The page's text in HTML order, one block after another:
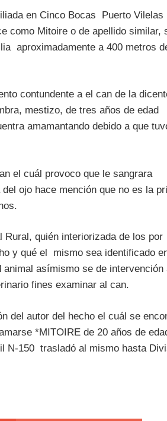
en Cinco Bocas Puerto Vilelas
como Mitoire o de apellido similar,
aproximadamente a 400 metros
contundente a el can de la
mestizo, de tres años de edad
amamantando debido a que
el cuál provoco que le sangrara
ojo hace mención que no es la
quién interiorizada de los por
y qué el mismo sea identificado
asímismo se de intervención
fines examinar al can.
del autor del hecho el cuál se
*MITOIRE de 20 años de
N-150 trasladó al mismo hasta